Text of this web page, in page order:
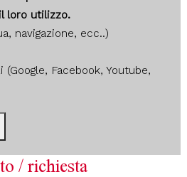
loro utilizzo.
navigazione, ecc..)
Facebook, Youtube,
/ richiesta